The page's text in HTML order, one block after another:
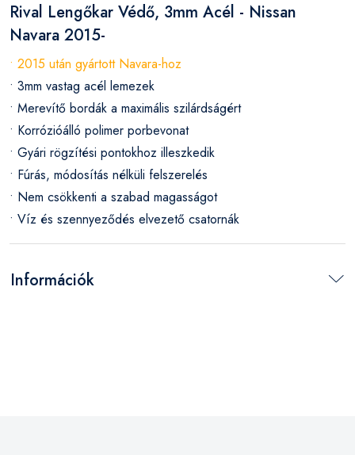
Rival Lengőkar Védő, 3mm Acél - Nissan
Navara 2015-
• 2015 után gyártott Navara-hoz
• 3mm vastag acél lemezek
• Merevítő bordák a maximális szilárdságért
• Korrózióálló polimer porbevonat
• Gyári rögzítési pontokhoz illeszkedik
• Fúrás, módosítás nélküli felszerelés
• Nem csökkenti a szabad magasságot
• Víz és szennyeződés elvezető csatornák
Információk